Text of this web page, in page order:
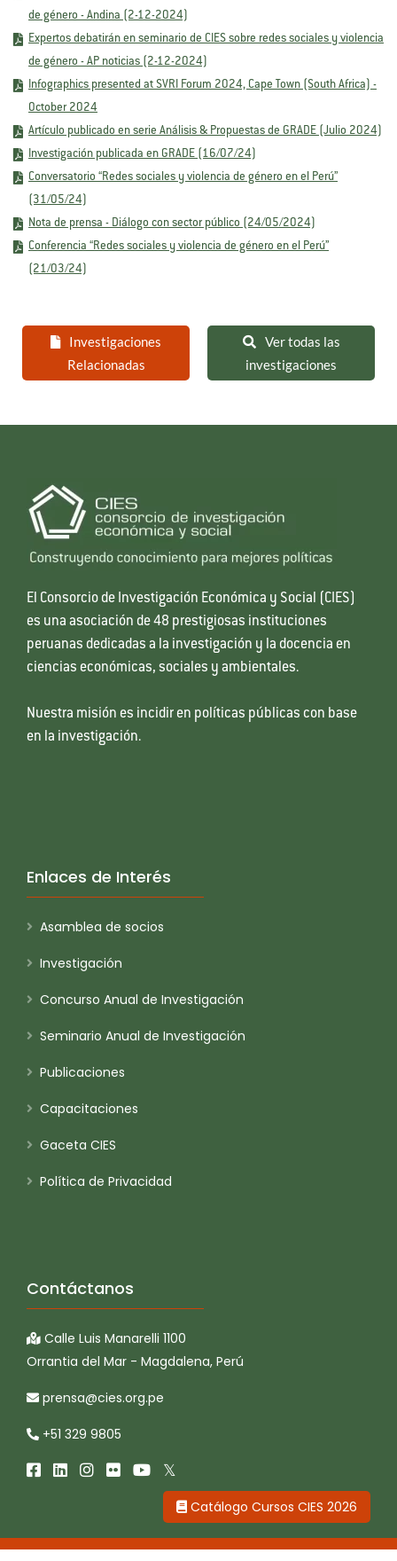
de género - Andina (2-12-2024)
Expertos debatirán en seminario de CIES sobre redes sociales y violencia
de género - AP noticias (2-12-2024)
Infographics presented at SVRI Forum 2024, Cape Town (South Africa) -
October 2024
Artículo publicado en serie Análisis & Propuestas de GRADE (Julio 2024)
Investigación publicada en GRADE (16/07/24)
Conversatorio “Redes sociales y violencia de género en el Perú”
(31/05/24)
Nota de prensa - Diálogo con sector público (24/05/2024)
Conferencia “Redes sociales y violencia de género en el Perú”
(21/03/24)
Investigaciones
Relacionadas
Ver todas las
investigaciones
El Consorcio de Investigación Económica y Social (CIES)
es una asociación de 48 prestigiosas instituciones
peruanas dedicadas a la investigación y la docencia en
ciencias económicas, sociales y ambientales.
Nuestra misión es incidir en políticas públicas con base
en la investigación.
Enlaces de Interés
Asamblea de socios
Investigación
Concurso Anual de Investigación
Seminario Anual de Investigación
Publicaciones
Capacitaciones
Gaceta CIES
Política de Privacidad
Contáctanos
Calle Luis Manarelli 1100
Orrantia del Mar - Magdalena, Perú
prensa@cies.org.pe
+51 329 9805
Catálogo Cursos CIES 2026